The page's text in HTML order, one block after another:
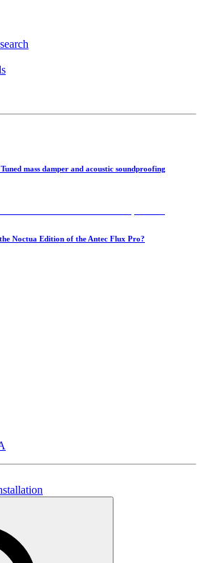
mass damper and acoustic soundproofing
Noctua Edition of the Antec Flux Pro?